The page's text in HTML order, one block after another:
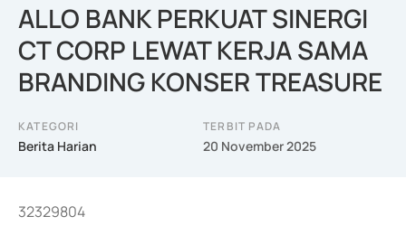
ALLO BANK PERKUAT SINERGI
CT CORP LEWAT KERJA SAMA
BRANDING KONSER TREASURE
KATEGORI
Berita Harian
TERBIT PADA
20 November 2025
32329804